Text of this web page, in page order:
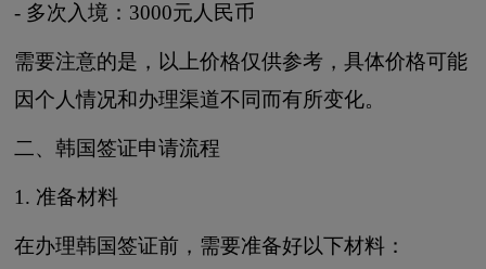
- 多次入境：3000元人民币
需要注意的是，以上价格仅供参考，具体价格可能
因个人情况和办理渠道不同而有所变化。
二、韩国签证申请流程
1. 准备材料
在办理韩国签证前，需要准备好以下材料：